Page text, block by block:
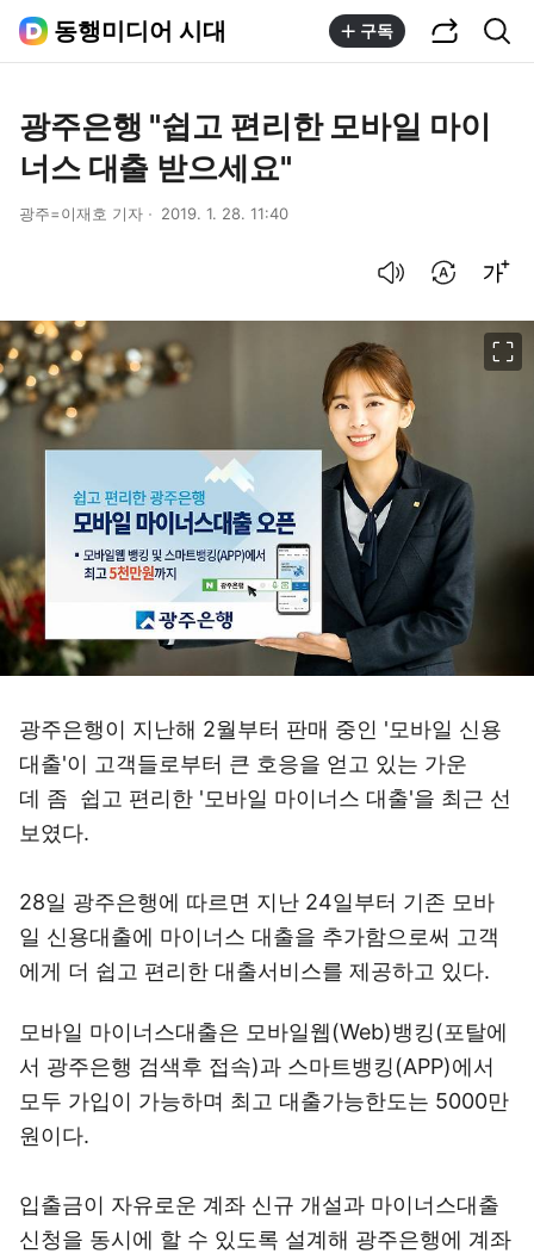
동행미디어 시대 구독
광주은행 "쉽고 편리한 모바일 마이
너스 대출 받으세요"
광주=이재호 기자 2019. 1. 28. 11:40
광주은행이 지난해 2월부터 판매 중인 '모바일 신용
대출'이 고객들로부터 큰 호응을 얻고 있는 가운
데 좀 쉽고 편리한 '모바일 마이너스 대출'을 최근 선
보였다.
28일 광주은행에 따르면 지난 24일부터 기존 모바
일 신용대출에 마이너스 대출을 추가함으로써 고객
에게 더 쉽고 편리한 대출서비스를 제공하고 있다.
모바일 마이너스대출은 모바일웹(Web)뱅킹(포탈에
서 광주은행 검색후 접속)과 스마트뱅킹(APP)에서
모두 가입이 가능하며 최고 대출가능한도는 5000만
원이다.
입출금이 자유로운 계좌 신규 개설과 마이너스대출
신청을 동시에 할 수 있도록 설계해 광주은행에 계좌